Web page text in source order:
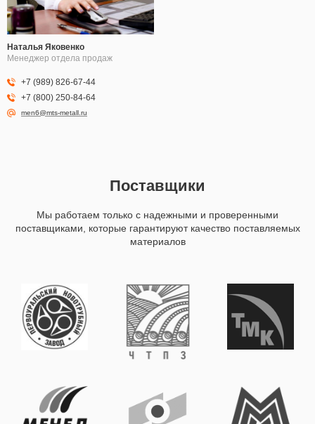
Наталья Яковенко
Менеджер отдела продаж
+7 (989) 826-67-44
+7 (800) 250-84-64
men6@mts-metall.ru
Поставщики
Мы работаем только с надежными и проверенными
поставщиками, которые гарантируют качество поставляемых
материалов